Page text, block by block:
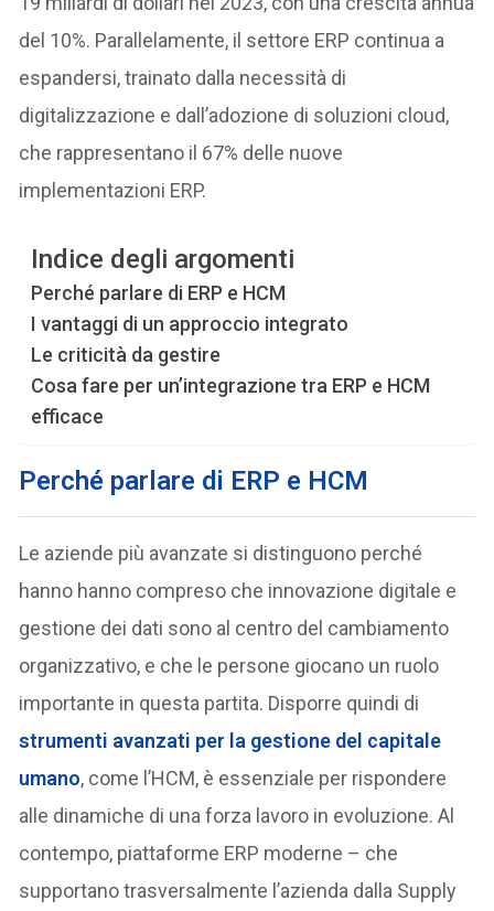
del 10%. Parallelamente, il settore ERP continua a
espandersi, trainato dalla necessità di
digitalizzazione e dall’adozione di soluzioni cloud,
che rappresentano il 67% delle nuove
implementazioni ERP.
Indice degli argomenti
Perché parlare di ERP e HCM
I vantaggi di un approccio integrato
Le criticità da gestire
Cosa fare per un’integrazione tra ERP e HCM
efficace
Perché parlare di ERP e HCM
Le aziende più avanzate si distinguono perché
hanno hanno compreso che innovazione digitale e
gestione dei dati sono al centro del cambiamento
organizzativo, e che le persone giocano un ruolo
importante in questa partita. Disporre quindi di
strumenti avanzati per la gestione del capitale
umano, come l’HCM, è essenziale per rispondere
alle dinamiche di una forza lavoro in evoluzione. Al
contempo, piattaforme ERP moderne – che
supportano trasversalmente l’azienda dalla Supply